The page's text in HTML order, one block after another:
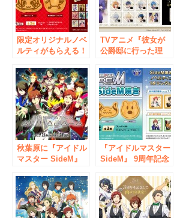
限定オリジナルノベ
ルティがもらえる！
ミリオンライブ！』
コラボ開催のお知ら
せ
TVアニメ『彼女が
公爵邸に行った理
ドリンク販売のお知
らせ
秋葉原に『アイドル
マスター SideM』
生！ 「アイドルマ
スター SideM
315!STATION
AKIHABARA」
『アイドルマスター
SideM』 9周年記念
せ